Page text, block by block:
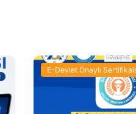
E-Devlet Onaylı